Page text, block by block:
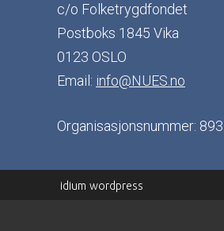
c/o Folketrygdfondet
Postboks 1845 Vika
0123 OSLO
Email: info@NUES.no
Organisasjonsnummer:
idium wordpress